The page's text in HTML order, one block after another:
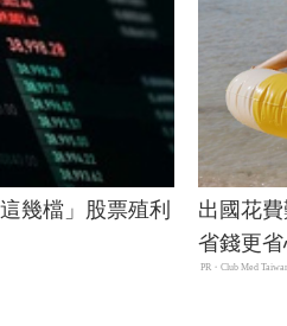
幾檔」股票殖利
出國花
省錢更省
PR・Club Med